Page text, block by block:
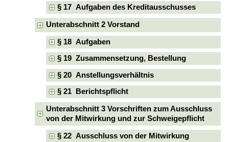
§ 17 Aufgaben des Kreditausschusses
Unterabschnitt 2 Vorstand
§ 18 Aufgaben
§ 19 Zusammensetzung, Bestellung
§ 20 Anstellungsverhältnis
§ 21 Berichtspflicht
Unterabschnitt 3 Vorschriften zum Ausschluss
von der Mitwirkung und zur Schweigepflicht
§ 22 Ausschluss von der Mitwirkung